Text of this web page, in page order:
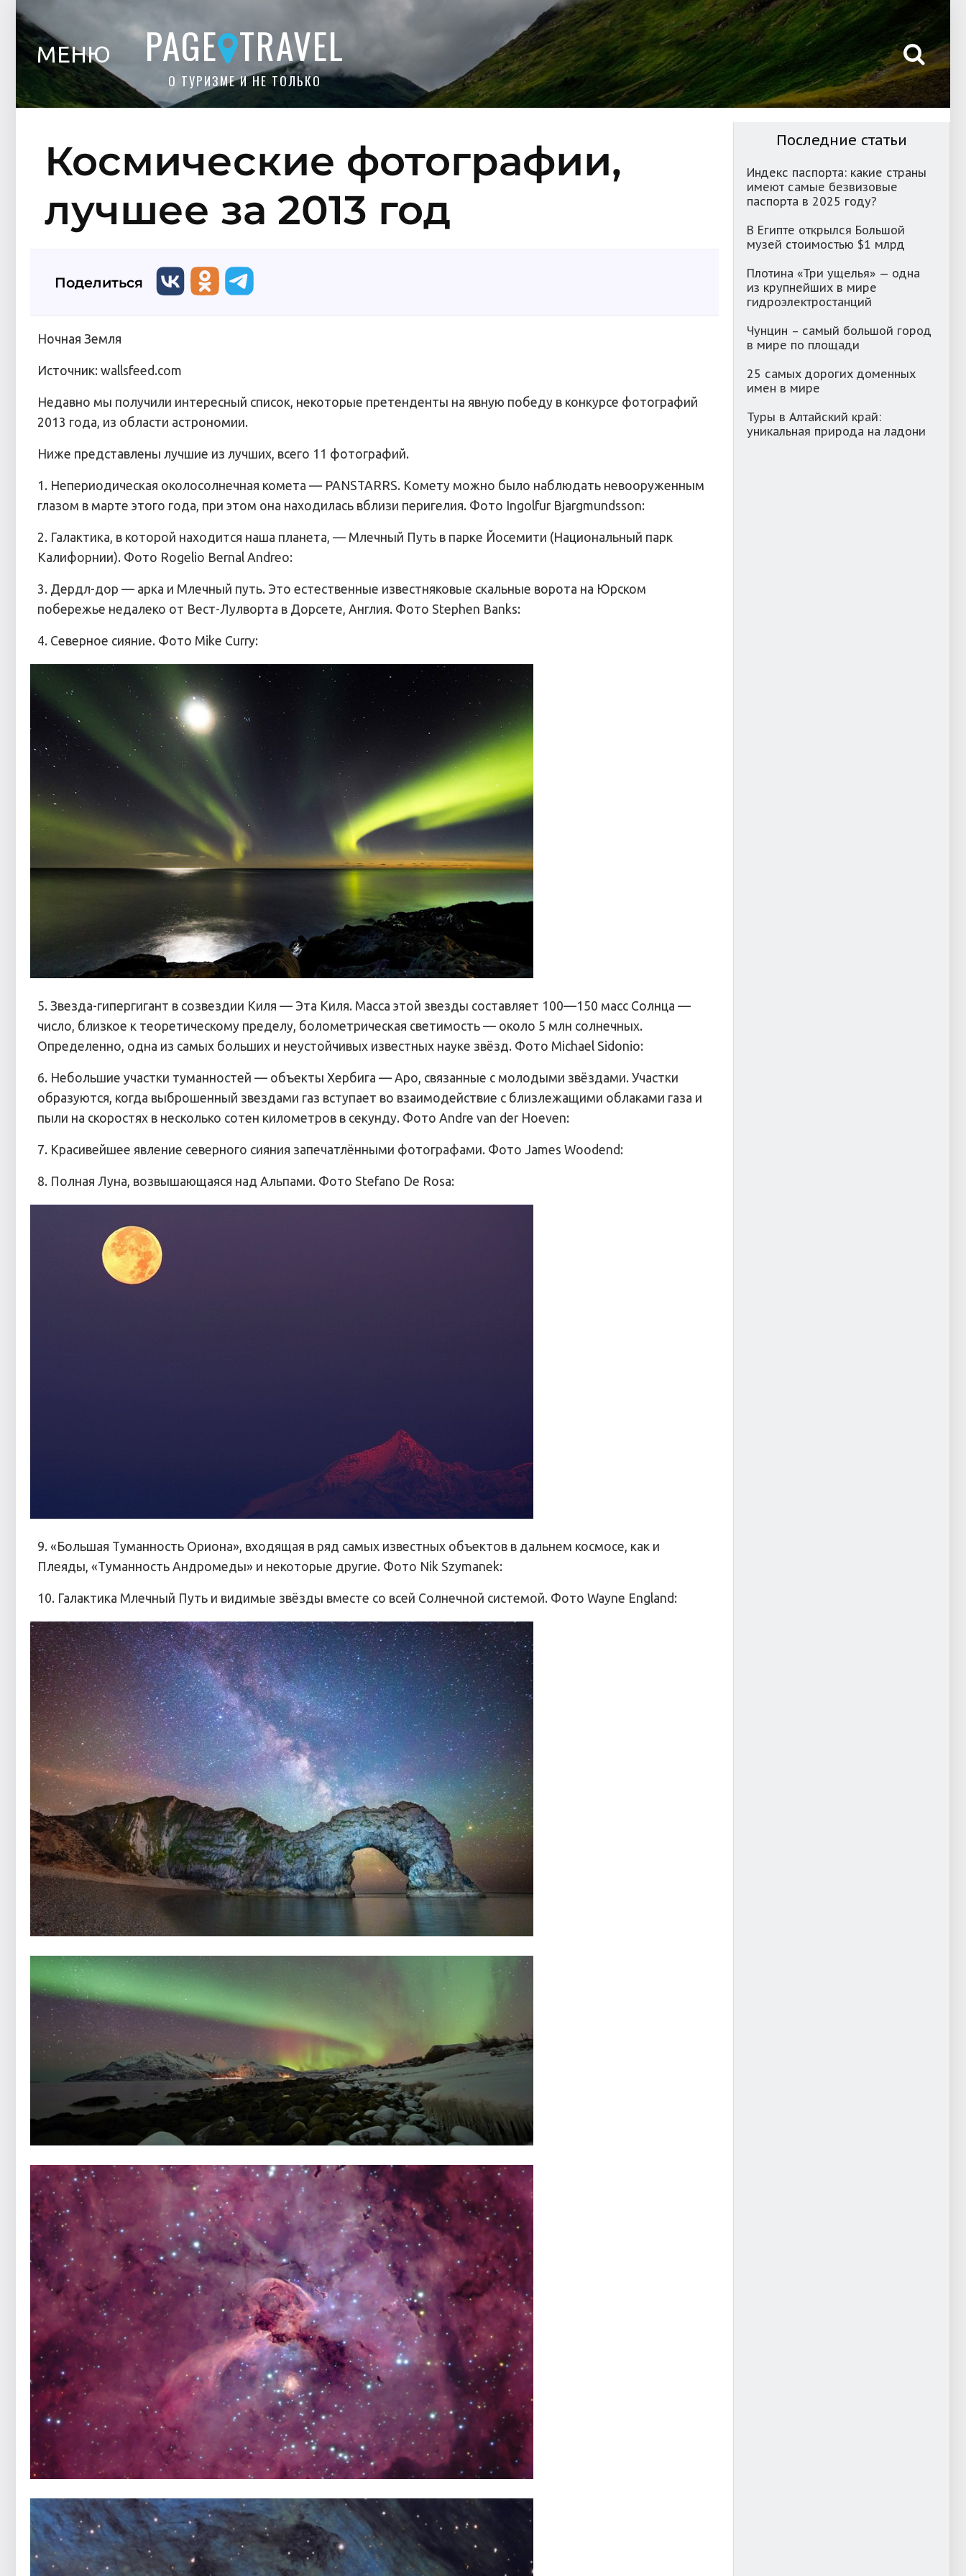
МЕНЮ PAGE TRAVEL
О ТУРИЗМЕ И НЕ ТОЛЬКО
Космические фотографии,
лучшее за 2013 год
Поделиться
Ночная Земля
Источник: wallsfeed.com
Недавно мы получили интересный список, некоторые претенденты на явную победу в конкурсе фотографий
2013 года, из области астрономии.
Ниже представлены лучшие из лучших, всего 11 фотографий.
1. Непериодическая околосолнечная комета — PANSTARRS. Комету можно было наблюдать невооруженным
глазом в марте этого года, при этом она находилась вблизи перигелия. Фото Ingolfur Bjargmundsson:
2. Галактика, в которой находится наша планета, — Млечный Путь в парке Йосемити (Национальный парк
Калифорнии). Фото Rogelio Bernal Andreo:
3. Дердл-дор — арка и Млечный путь. Это естественные известняковые скальные ворота на Юрском
побережье недалеко от Вест-Лулворта в Дорсете, Англия. Фото Stephen Banks:
4. Северное сияние. Фото Mike Curry:
5. Звезда-гипергигант в созвездии Киля — Эта Киля. Масса этой звезды составляет 100—150 масс Солнца —
число, близкое к теоретическому пределу, болометрическая светимость — около 5 млн солнечных.
Определенно, одна из самых больших и неустойчивых известных науке звёзд. Фото Michael Sidonio:
6. Небольшие участки туманностей — объекты Хербига — Аро, связанные с молодыми звёздами. Участки
образуются, когда выброшенный звездами газ вступает во взаимодействие с близлежащими облаками газа и
пыли на скоростях в несколько сотен километров в секунду. Фото Andre van der Hoeven:
7. Красивейшее явление северного сияния запечатлёнными фотографами. Фото James Woodend:
8. Полная Луна, возвышающаяся над Альпами. Фото Stefano De Rosa:
9. «Большая Туманность Ориона», входящая в ряд самых известных объектов в дальнем космосе, как и
Плеяды, «Туманность Андромеды» и некоторые другие. Фото Nik Szymanek:
10. Галактика Млечный Путь и видимые звёзды вместе со всей Солнечной системой. Фото Wayne England:
Последние статьи
Индекс паспорта: какие страны
имеют самые безвизовые
паспорта в 2025 году?
В Египте открылся Большой
музей стоимостью $1 млрд
Плотина «Три ущелья» — одна
из крупнейших в мире
гидроэлектростанций
Чунцин – самый большой город
в мире по площади
25 самых дорогих доменных
имен в мире
Туры в Алтайский край:
уникальная природа на ладони